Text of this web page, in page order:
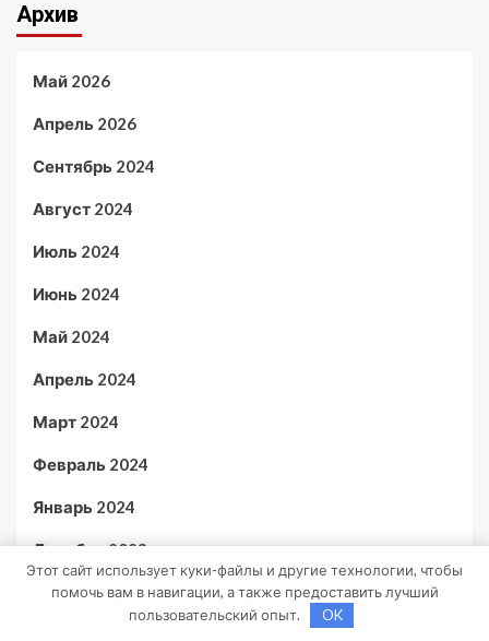
Архив
Май 2026
Апрель 2026
Сентябрь 2024
Август 2024
Июль 2024
Июнь 2024
Май 2024
Апрель 2024
Март 2024
Февраль 2024
Январь 2024
Декабрь 2023
Ноябрь 2023
Этот сайт использует куки-файлы и другие технологии, чтобы
помочь вам в навигации, а также предоставить лучший
пользовательский опыт.
OK